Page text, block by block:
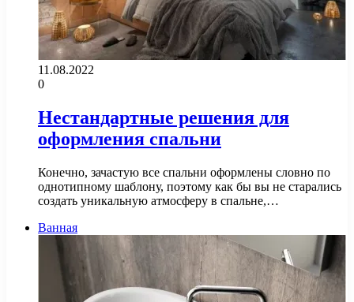
11.08.2022
0
Нестандартные решения для
оформления спальни
Конечно, зачастую все спальни оформлены словно по
однотипному шаблону, поэтому как бы вы не старались
создать уникальную атмосферу в спальне,…
Ванная